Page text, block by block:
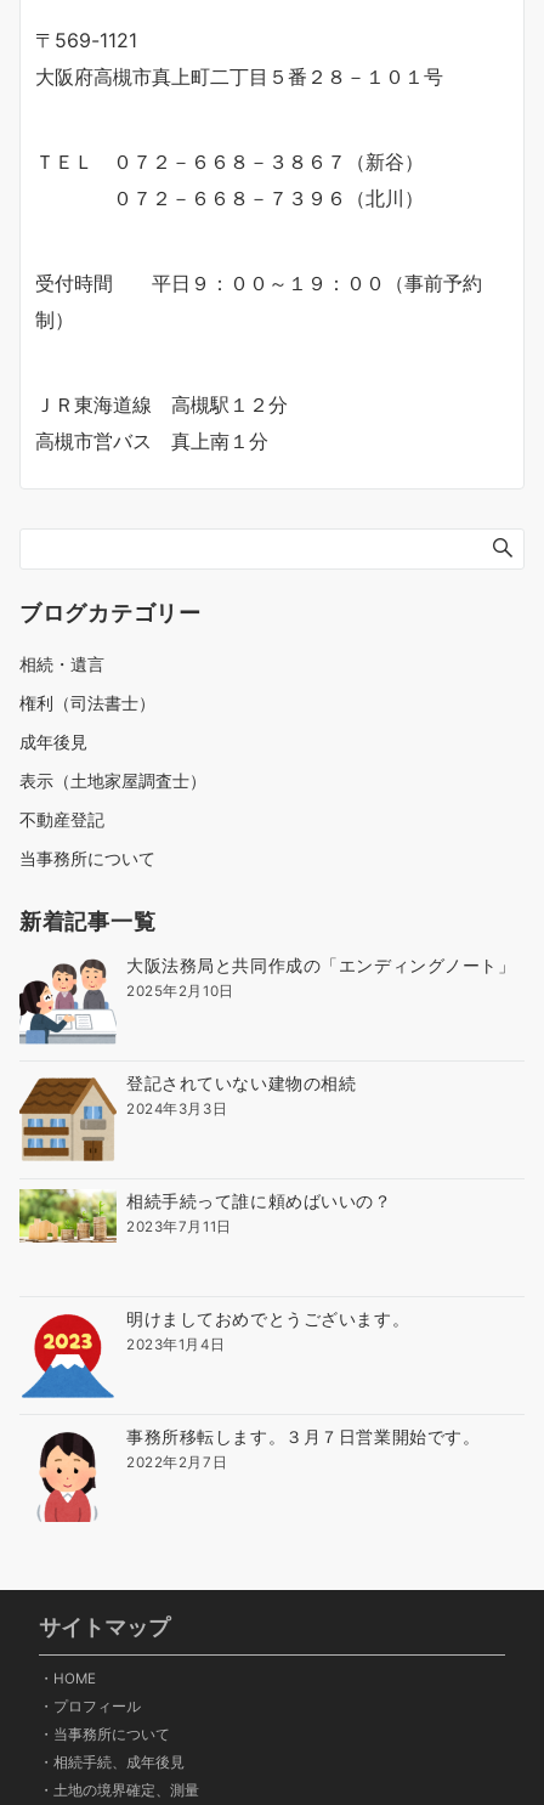
〒569-1121
大阪府高槻市真上町二丁目５番２８－１０１号
ＴＥＬ ０７２－６６８－３８６７（新谷）
０７２－６６８－７３９６（北川）
受付時間 平日９：００～１９：００（事前予約
制）
ＪＲ東海道線 高槻駅１２分
高槻市営バス 真上南１分
ブログカテゴリー
相続・遺言
権利（司法書士）
成年後見
表示（土地家屋調査士）
不動産登記
当事務所について
新着記事一覧
大阪法務局と共同作成の「エンディングノート」
2025年2月10日
登記されていない建物の相続
2024年3月3日
相続手続って誰に頼めばいいの？
2023年7月11日
明けましておめでとうございます。
2023年1月4日
事務所移転します。３月７日営業開始です。
2022年2月7日
サイトマップ
・ HOME
・ プロフィール
・ 当事務所について
・ 相続手続、成年後見
・ 土地の境界確定、測量